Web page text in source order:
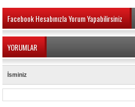
Facebook Hesabınızla Yorum Yapabilirsiniz
YORUMLAR
İsminiz